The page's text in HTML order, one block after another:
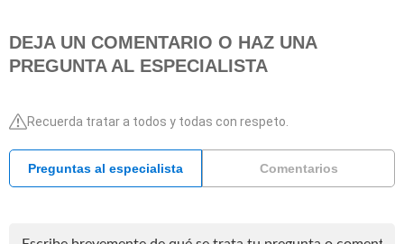
DEJA UN COMENTARIO O HAZ UNA
PREGUNTA AL ESPECIALISTA
Recuerda tratar a todos y todas con respeto.
Preguntas al especialista Comentarios